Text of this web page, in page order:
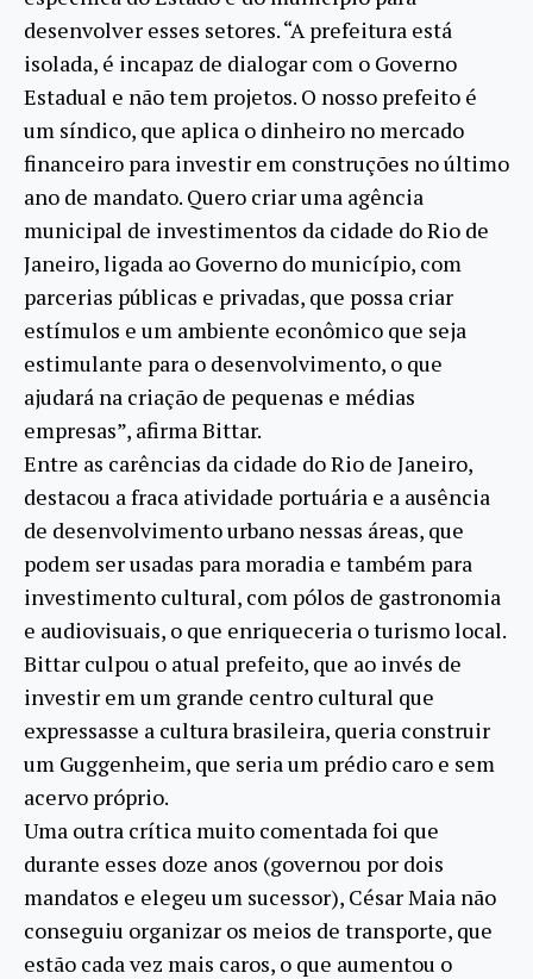
desenvolver esses setores. “A prefeitura está
isolada, é incapaz de dialogar com o Governo
Estadual e não tem projetos. O nosso prefeito é
um síndico, que aplica o dinheiro no mercado
financeiro para investir em construções no último
ano de mandato. Quero criar uma agência
municipal de investimentos da cidade do Rio de
Janeiro, ligada ao Governo do município, com
parcerias públicas e privadas, que possa criar
estímulos e um ambiente econômico que seja
estimulante para o desenvolvimento, o que
ajudará na criação de pequenas e médias
empresas”, afirma Bittar.
Entre as carências da cidade do Rio de Janeiro,
destacou a fraca atividade portuária e a ausência
de desenvolvimento urbano nessas áreas, que
podem ser usadas para moradia e também para
investimento cultural, com pólos de gastronomia
e audiovisuais, o que enriqueceria o turismo local.
Bittar culpou o atual prefeito, que ao invés de
investir em um grande centro cultural que
expressasse a cultura brasileira, queria construir
um Guggenheim, que seria um prédio caro e sem
acervo próprio.
Uma outra crítica muito comentada foi que
durante esses doze anos (governou por dois
mandatos e elegeu um sucessor), César Maia não
conseguiu organizar os meios de transporte, que
estão cada vez mais caros, o que aumentou o